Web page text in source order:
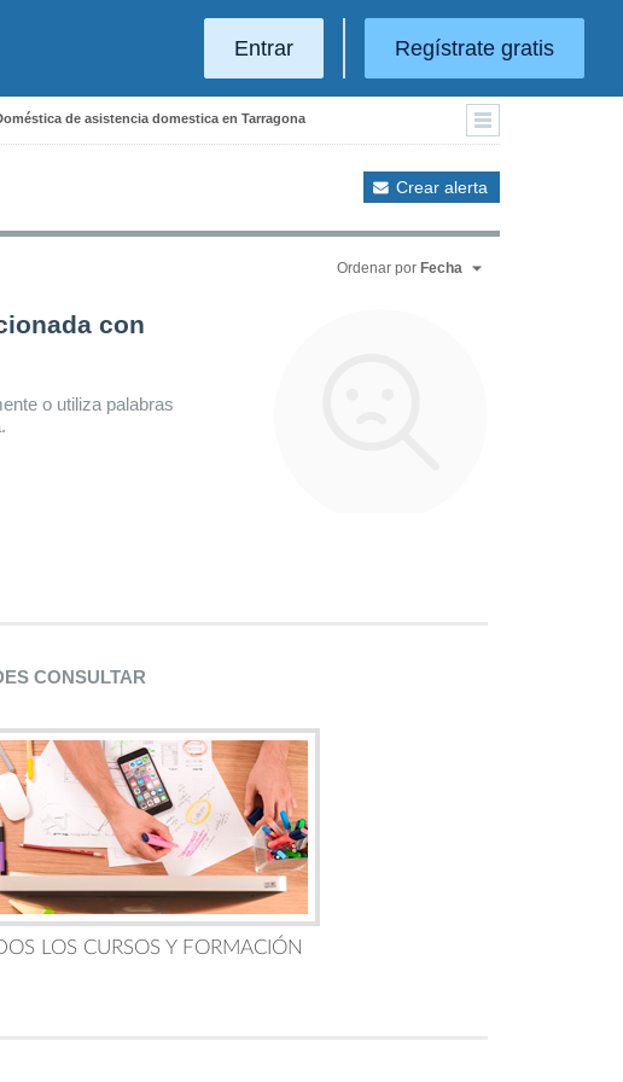
Entrar Regístrate gratis
de asistencia domestica en Tarragona
Crear alerta
Ordenar por Fecha
con
o utiliza palabras
CONSULTAR
LOS CURSOS Y FORMACIÓN